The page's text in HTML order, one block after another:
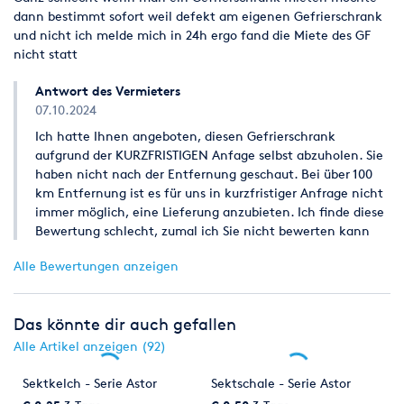
4. Mietpreis und Zahlungsbedingungen
4.1 Die angegebenen Mietpreise ergeben sich aus beigefügter
verstehen sich als Abholpreise. Mietpreise für Partyzelte
müssen gesondert vereinbart werden.
4.2 Die angegebenen Mietpreise sind Stückpreise und gelten
für einmalige Benutzung während der vereinbarten Mietzeit.
Bei wiederholter Benutzung in der vereinbarten Mietzeit muss
der Mieter dieses vorher bekannt geben und es wird ein
anderer Mietpreis vereinbart.
4.3 Werden längere Mietzeiten als in Ziffer 3. vorgesehen
dargestellten Mietgebühr pro Verlängerungstag berechnet. Der
Mietpreis ist grundsätzlich bei Übernahme der
Mietgegenstände rein netto, ohne Abzug, zahlbar.
dann bestimmt sofort weil defekt am eigenen Gefrierschrank
und nicht ich melde mich in 24h ergo fand die Miete des GF
nicht statt
Antwort des Vermieters
07.10.2024
Ich hatte Ihnen angeboten, diesen Gefrierschrank
aufgrund der KURZFRISTIGEN Anfage selbst abzuholen. Sie
haben nicht nach der Entfernung geschaut. Bei über 100
km Entfernung ist es für uns in kurzfristiger Anfrage nicht
immer möglich, eine Lieferung anzubieten. Ich finde diese
Bewertung schlecht, zumal ich Sie nicht bewerten kann
Alle Bewertungen anzeigen
Das könnte dir auch gefallen
Alle Artikel anzeigen (92)
Sektkelch - Serie Astor
Sektschale - Serie Astor